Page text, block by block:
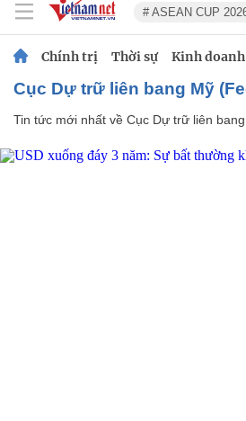
# ASEAN CUP
Chính trị Thời sự Kinh doanh
Cục Dự trữ liên bang Mỹ
Tin tức mới nhất về Cục Dự trữ liên